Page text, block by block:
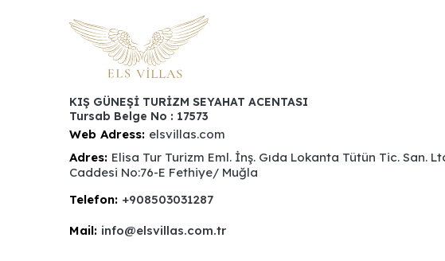
KIŞ GÜNEŞİ TURİZM SEYAHAT ACENTASI
Tursab Belge No : 17573
Web Adress: elsvillas.com
Adres: Elisa Tur Turizm Eml. İnş. Gıda Lokanta Tütün Tic. San.
Caddesi No:76-E Fethiye/ Muğla
Telefon: +908503031287
Mail: info@elsvillas.com.tr